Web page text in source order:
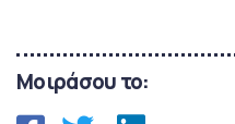
Μοιράσου το: